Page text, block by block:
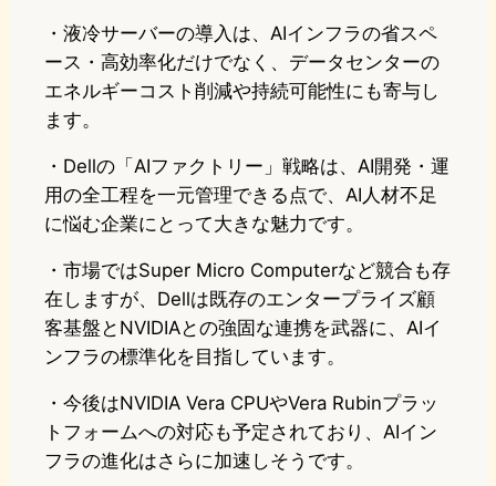
・液冷サーバーの導入は、AIインフラの省スペ
ース・高効率化だけでなく、データセンターの
エネルギーコスト削減や持続可能性にも寄与し
ます。
・Dellの「AIファクトリー」戦略は、AI開発・運
用の全工程を一元管理できる点で、AI人材不足
に悩む企業にとって大きな魅力です。
・市場ではSuper Micro Computerなど競合も存
在しますが、Dellは既存のエンタープライズ顧
客基盤とNVIDIAとの強固な連携を武器に、AIイ
ンフラの標準化を目指しています。
・今後はNVIDIA Vera CPUやVera Rubinプラッ
トフォームへの対応も予定されており、AIイン
フラの進化はさらに加速しそうです。